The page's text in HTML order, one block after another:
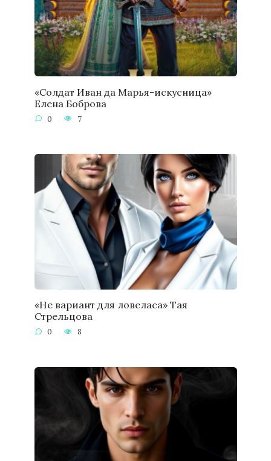
«Солдат Иван да Марья-искусница»
Елена Боброва
0 7
«Не вариант для ловеласа» Тая
Стрельцова
0 8